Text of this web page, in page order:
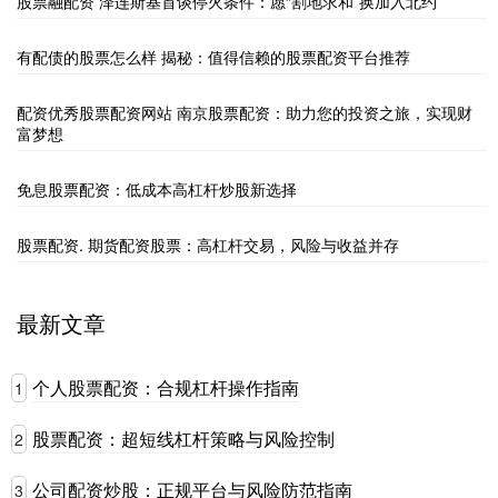
有配债的股票怎么样 揭秘：值得信赖的股票配资平台推荐
配资优秀股票配资网站 南京股票配资：助力您的投资之旅，实现财
富梦想
免息股票配资：低成本高杠杆炒股新选择
股票配资. 期货配资股票：高杠杆交易，风险与收益并存
最新文章
1 个人股票配资：合规杠杆操作指南
2 股票配资：超短线杠杆策略与风险控制
3 公司配资炒股：正规平台与风险防范指南